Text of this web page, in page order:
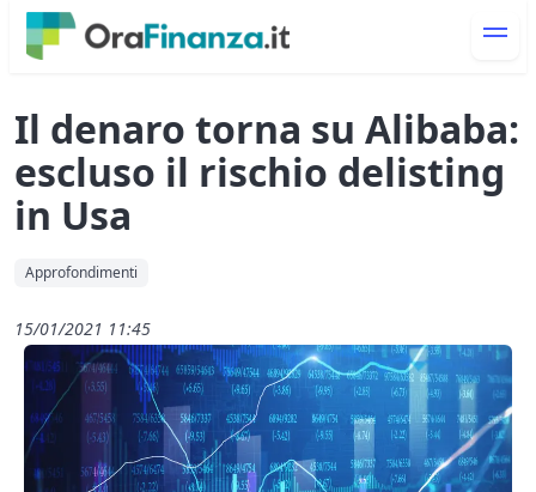
Il denaro torna su Alibaba:
escluso il rischio delisting
in Usa
Approfondimenti
15/01/2021 11:45